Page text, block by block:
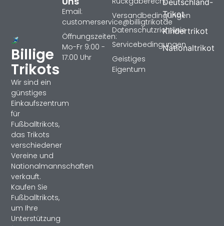
Billige
Trikots
Wir sind ein
günstiges
Einkaufszentrum
für
Fußballtrikots,
das Trikots
verschiedener
Vereine und
Nationalmannschaften
verkauft.
Kaufen Sie
Fußballtrikots,
um Ihre
Unterstützung
Trikot
Kindertrikot
Nationaltrikot
Versandbedingungen
Datenschutzrichtlinie
Servicebedingungen
Geistiges
Eigentum
Email:
customerservice@billigtrikotde
Öffnungszeiten:
Mo-Fr 9:00 -
17:00 Uhr